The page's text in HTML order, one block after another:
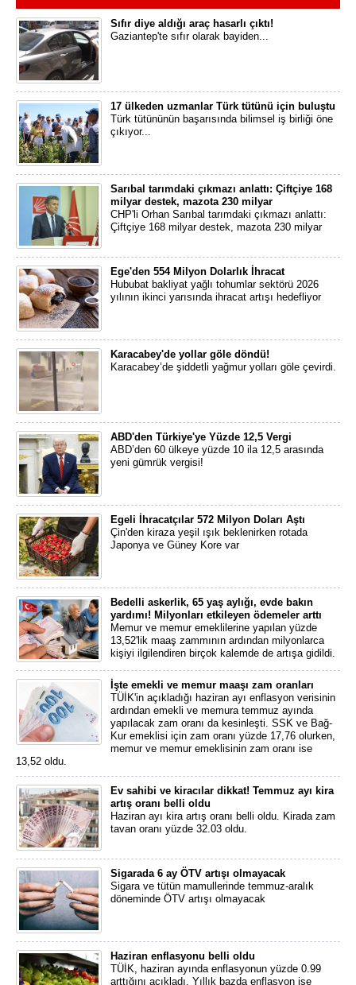
Sıfır diye aldığı araç hasarlı çıktı!
Gaziantep'te sıfır olarak bayiden...
17 ülkeden uzmanlar Türk tütünü için buluştu
Türk tütününün başarısında bilimsel iş birliği öne
çıkıyor...
Sarıbal tarımdaki çıkmazı anlattı: Çiftçiye 168
milyar destek, mazota 230 milyar
CHP'li Orhan Sarıbal tarımdaki çıkmazı anlattı:
Çiftçiye 168 milyar destek, mazota 230 milyar
Ege'den 554 Milyon Dolarlık İhracat
Hububat bakliyat yağlı tohumlar sektörü 2026
yılının ikinci yarısında ihracat artışı hedefliyor
Karacabey'de yollar göle döndü!
Karacabey’de şiddetli yağmur yolları göle çevirdi.
ABD'den Türkiye'ye Yüzde 12,5 Vergi
ABD’den 60 ülkeye yüzde 10 ila 12,5 arasında
yeni gümrük vergisi!
Egeli İhracatçılar 572 Milyon Doları Aştı
Çin'den kiraza yeşil ışık beklenirken rotada
Japonya ve Güney Kore var
Bedelli askerlik, 65 yaş aylığı, evde bakın
yardımı! Milyonları etkileyen ödemeler arttı
Memur ve memur emeklilerine yapılan yüzde
13,52'lik maaş zammının ardından milyonlarca
kişiyi ilgilendiren birçok kalemde de artışa gidildi.
İşte emekli ve memur maaşı zam oranları
TÜİK'in açıkladığı haziran ayı enflasyon verisinin
ardından emekli ve memura temmuz ayında
yapılacak zam oranı da kesinleşti. SSK ve Bağ-
Kur emeklisi için zam oranı yüzde 17,76 olurken,
memur ve memur emeklisinin zam oranı ise
13,52 oldu.
Ev sahibi ve kiracılar dikkat! Temmuz ayı kira
artış oranı belli oldu
Haziran ayı kira artış oranı belli oldu. Kirada zam
tavan oranı yüzde 32.03 oldu.
Sigarada 6 ay ÖTV artışı olmayacak
Sigara ve tütün mamullerinde temmuz-aralık
döneminde ÖTV artışı olmayacak
Haziran enflasyonu belli oldu
TÜİK, haziran ayında enflasyonun yüzde 0.99
arttığını açıkladı. Yıllık bazda enflasyon ise